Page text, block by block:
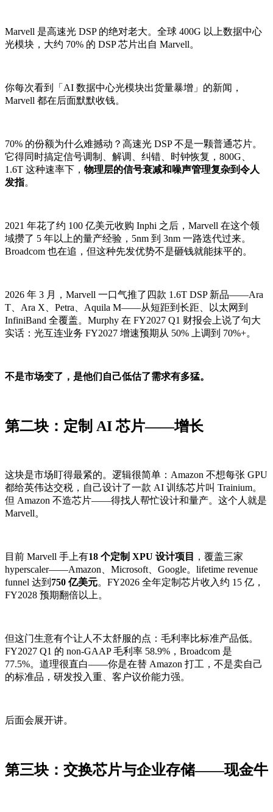
Marvell 是高速光 DSP 的绝对老大。全球 400G 以上数据中心
光模块，大约 70% 的 DSP 芯片出自 Marvell。
你每次看到「AI 数据中心光模块出货量暴增」的新闻，
Marvell 都在后面默默收钱。
70% 的份额为什么难撼动？高速光 DSP 不是一颗普通芯片。
它得同时搞定信号调制、解调、纠错、时钟恢复，800G、
1.6T 这种速率下， 物理层的信号衰减和噪声管理复杂到令人
发指。
2021 年花了约 100 亿美元收购 Inphi 之后，Marvell 在这个领
域攒了 5 年以上的量产经验，5nm 到 3nm 一路迭代过来。
Broadcom 也在追，但这种先发优势不是砸钱就能抹平的。
2026 年 3 月，Marvell 一口气推了四款 1.6T DSP 新品——Ara
T、Ara X、Petra、Aquila M——从短距到长距、以太网到
InfiniBand 全覆盖。Murphy 在 FY2027 Q1 财报会上说了句大
实话：光互连业务 FY2027 增速预期从 50% 上调到 70%+。
不是市场变了，是他们自己低估了需求有多猛。
第二块：定制 AI 芯片——增长
这块是市场盯得最紧的。逻辑很简单：Amazon 不想每张 GPU
都给英伟达交税，自己设计了一款 AI 训练芯片叫 Trainium。
但 Amazon 不造芯片——得找人帮忙设计和量产。这个人就是
Marvell。
目前 Marvell 手上有18 个定制 XPU 设计项目
，覆盖三家
hyperscaler——Amazon、Microsoft、Google。lifetime revenue
funnel 达到 750 亿美元。FY2026 全年定制芯片收入约 15 亿，
FY2028 预期翻倍以上。
但这门生意有个让人不太舒服的点：毛利率比标准产品低。
FY2027 Q1 的 non-GAAP 毛利率 58.9%，Broadcom 是
77.5%。道理很直白——你是在替 Amazon 打工，不是卖自己
的标准品，研发投入重、客户议价能力强。
后面会展开讲。
第三块：交换芯片与企业存储——现金牛